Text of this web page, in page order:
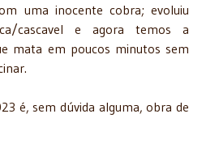
uma inocente cobra; evoluiu
cascavel e agora temos a
mata em poucos minutos sem
é, sem dúvida alguma, obra de